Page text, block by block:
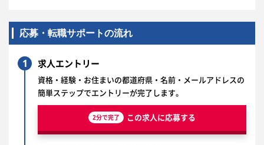
応募・転職サポートの流れ
1 求人エントリー
資格・経験・お住まいの都道府県・名前・メールアドレスの
簡単ステップでエントリーが完了します。
2分で完了 この求人に応募する